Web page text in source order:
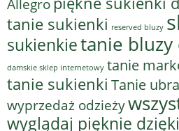
tanie sukienki reserved bluzy
sukienkietanie bluzy
damskie sklep internetowy tanie
tanie sukienki Tanie
wyprzedaż odzieży
wyglądaj pięknie